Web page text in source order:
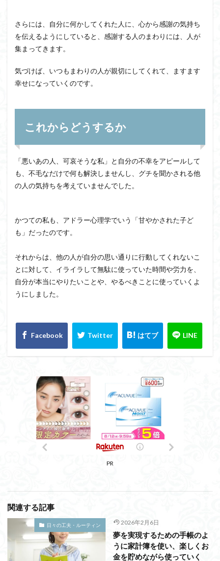
さらには、自分に何かしてくれた人に、心から感謝の気持ち
を伝えるようにしていると、感謝する人のまわりには、人が
集まってきます。
気づけば、いつもまわりの人が親切にしてくれて、ますます
幸せになっていくのです。
これからどうするか
「悪いあの人、 可哀そうな私」と自分の不幸をアピールして
も、 不毛なだけで何も解決しませんし、グチを聞かされる他
の人の気持ちを考えていませんでした。
かつての私も、アドラー心理学でいう「甘やかされた子ど
も」だったのです。
それからは、他の人が自分の思い通りに行動してくれないこ
とに対して、イライラして無駄に使っていた時間や労力を、
自分が本当にやりたいことや、やるべきことに使っていくよ
うにしました。
PR
関連する記事
日々の工夫・ルーティン 2026年2月6日
夢を実現するための手帳のよ
うに家計簿を使い、楽しくお
金を貯めながら使っていく